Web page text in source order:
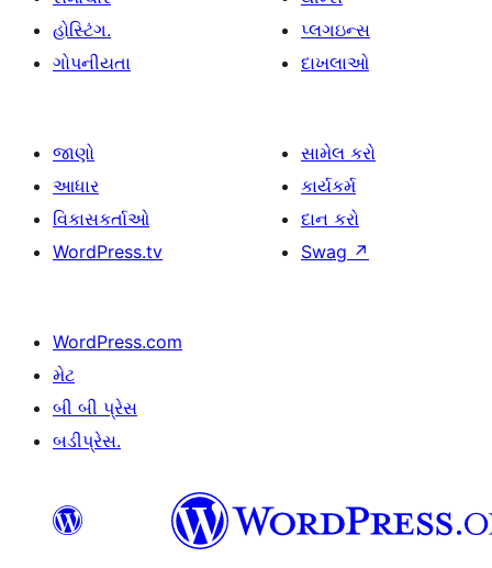
હોસ્ટિંગ.
ગોપનીયતા
પ્લગઇન્સ
દાખલાઓ
જાણો
આધાર
વિકાસકર્તાઓ
WordPress.tv
સામેલ કરો
કાર્યકર્મ
દાન કરો
Swag ↗
WordPress.com
મેટ
બી બી પ્રેસ
બડીપ્રેસ.